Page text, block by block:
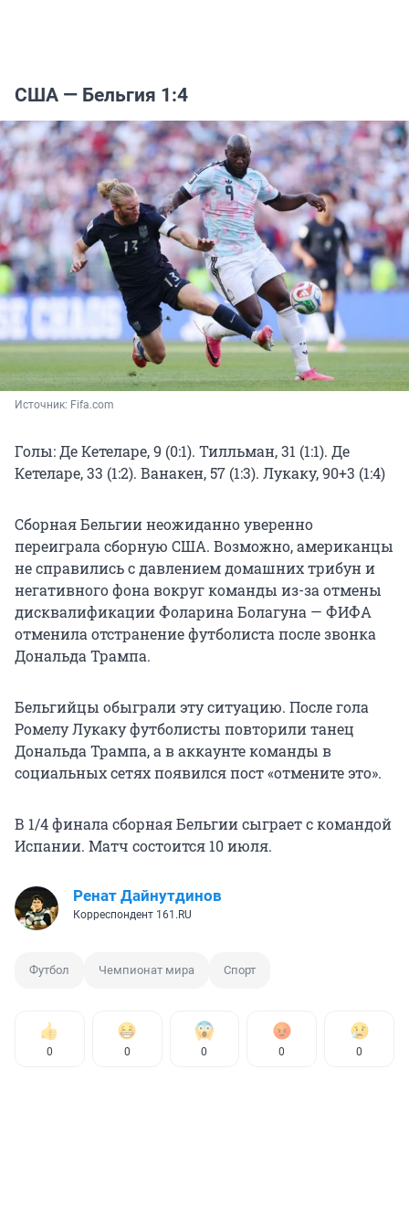
США — Бельгия 1:4
Источник: Fifa.com
Голы: Де Кетеларе, 9 (0:1). Тилльман, 31 (1:1). Де
Кетеларе, 33 (1:2). Ванакен, 57 (1:3). Лукаку, 90+3 (1:4)
Сборная Бельгии неожиданно уверенно
переиграла сборную США. Возможно, американцы
не справились с давлением домашних трибун и
негативного фона вокруг команды из-за отмены
дисквалификации Фоларина Болагуна — ФИФА
отменила отстранение футболиста после звонка
Дональда Трампа.
Бельгийцы обыграли эту ситуацию. После гола
Ромелу Лукаку футболисты повторили танец
Дональда Трампа, а в аккаунте команды в
социальных сетях появился пост «отмените это».
В 1/4 финала сборная Бельгии сыграет с командой
Испании. Матч состоится 10 июля.
Ренат Дайнутдинов
Корреспондент 161.RU
Футбол Чемпионат мира Спорт
0 0 0 0 0